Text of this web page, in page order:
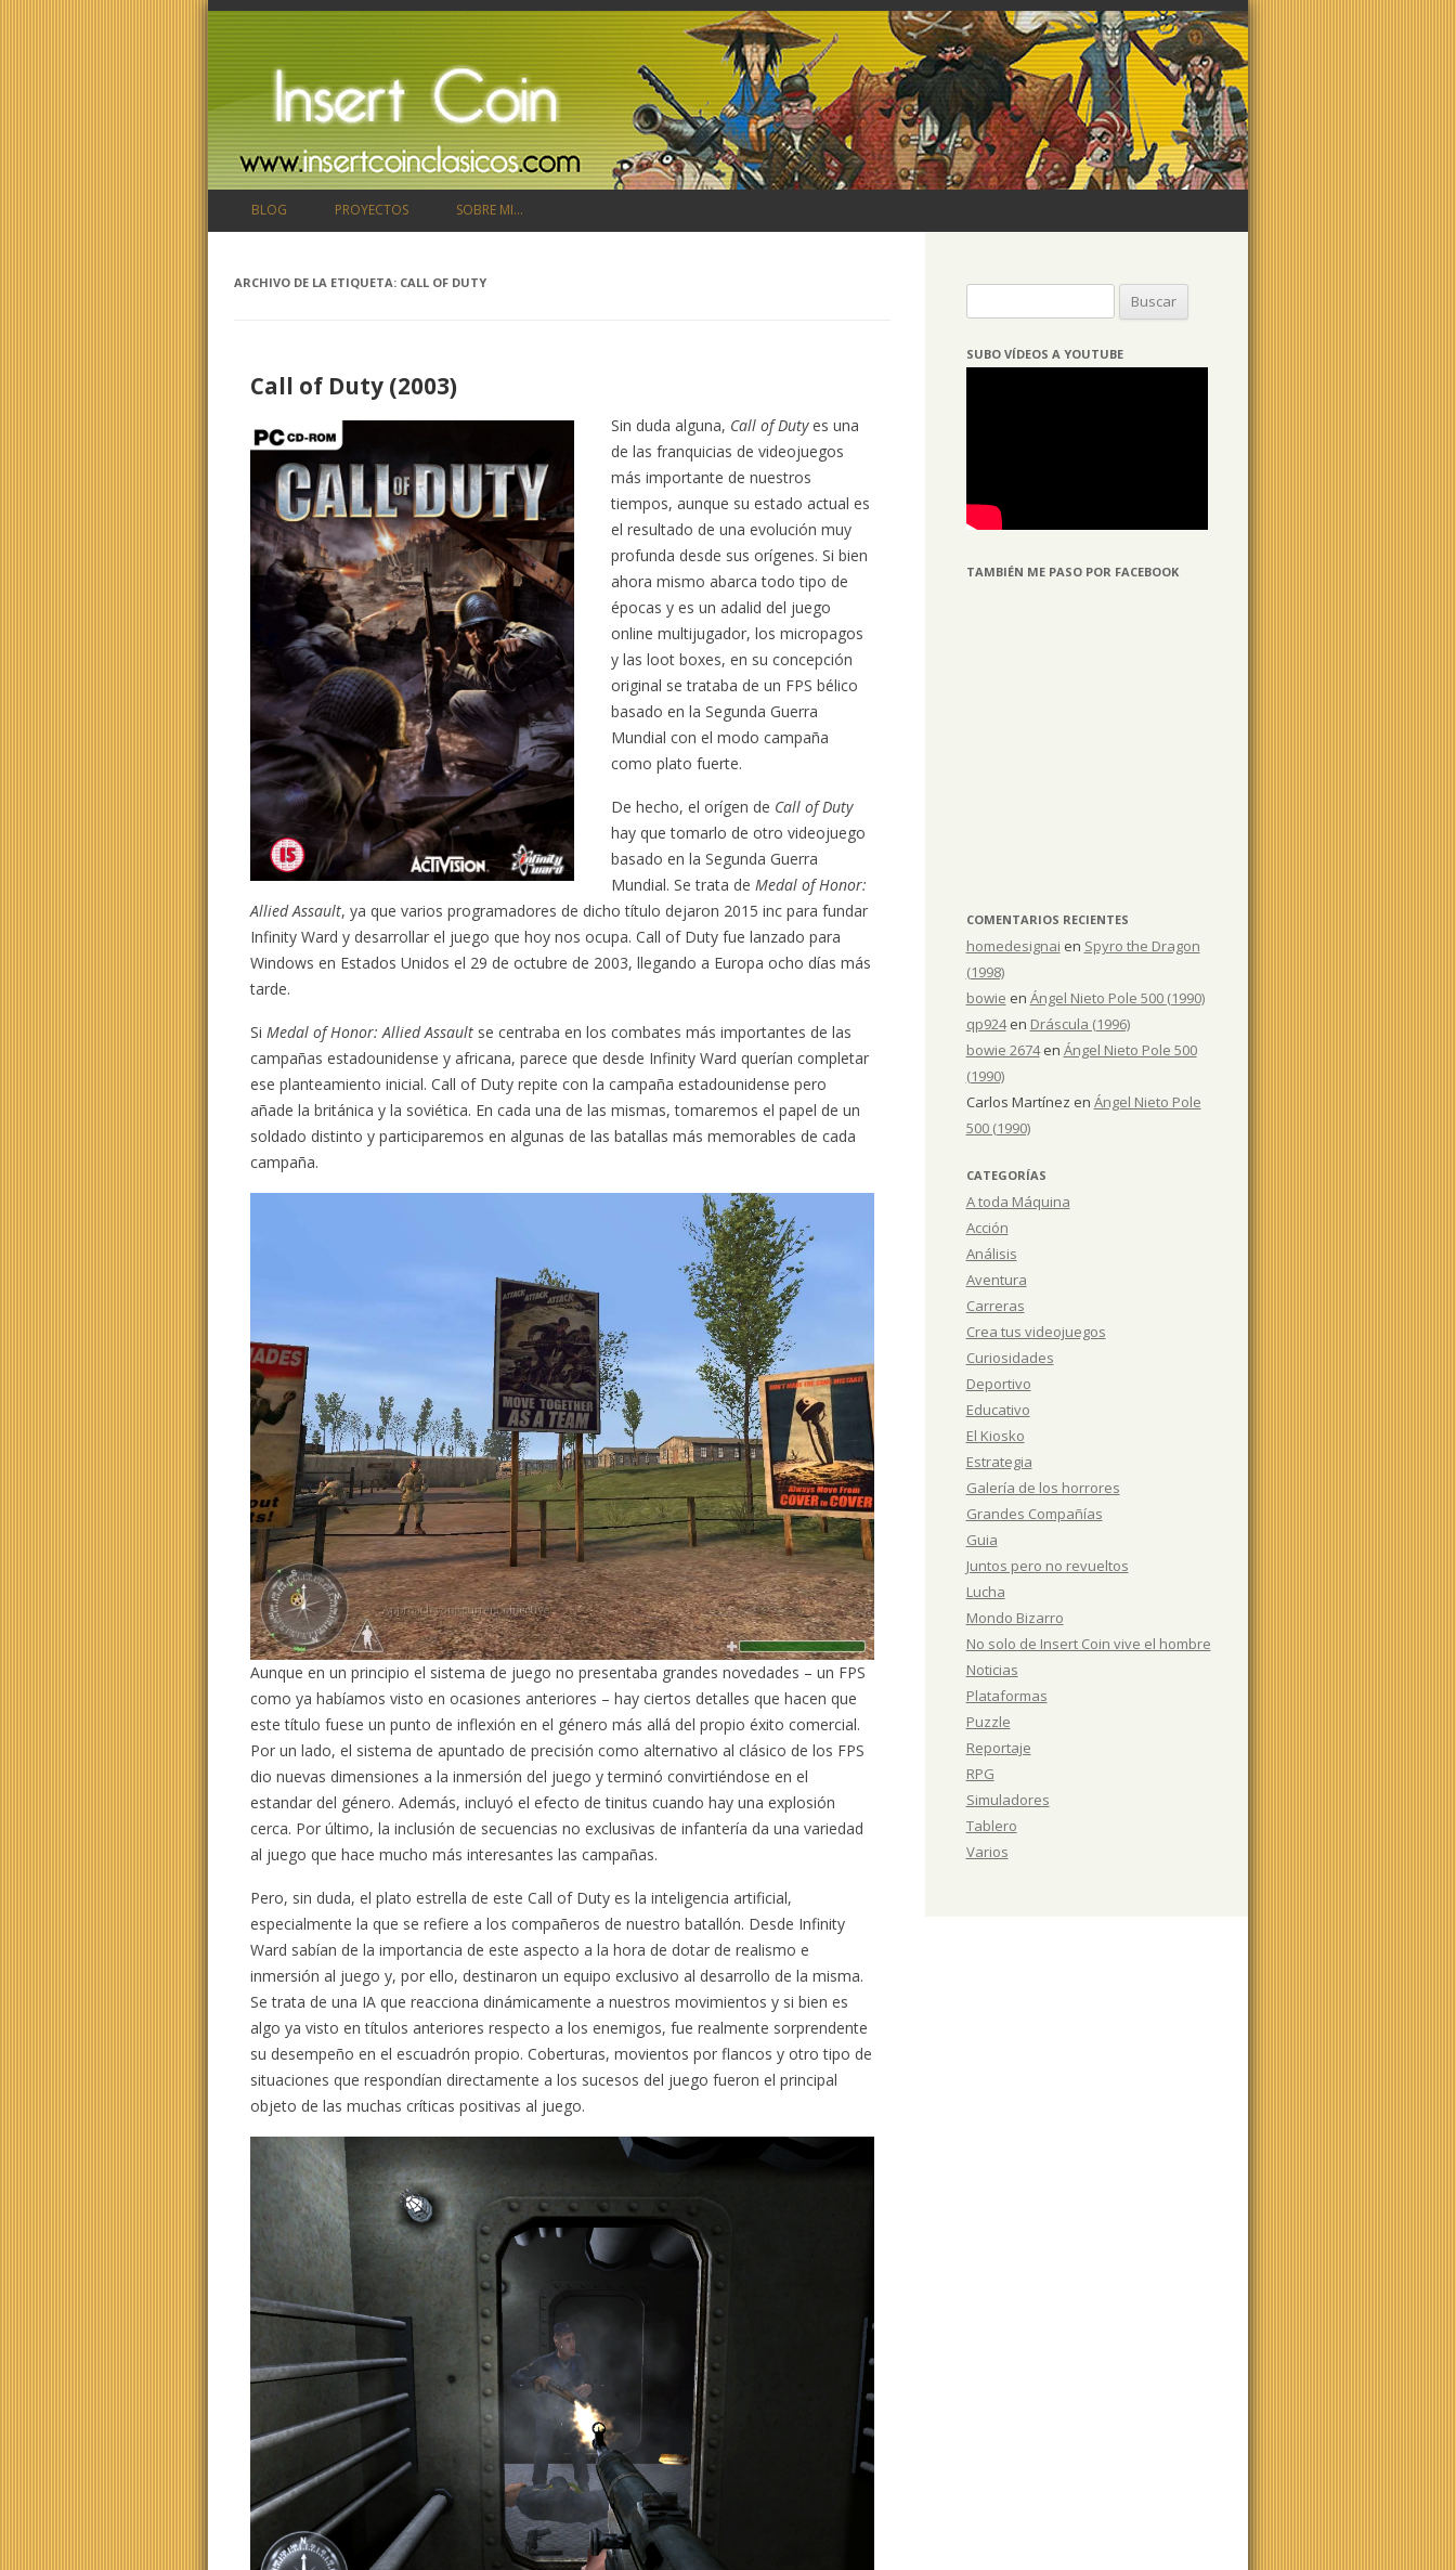
BLOG PROYECTOS SOBRE MI…
ARCHIVO DE LA ETIQUETA: CALL OF DUTY
Call of Duty (2003)
Sin duda alguna, Call of Dutyes una
de las franquicias de videojuegos
más importante de nuestros
tiempos, aunque su estado actual es
el resultado de una evolución muy
profunda desde sus orígenes. Si bien
ahora mismo abarca todo tipo de
épocas y es un adalid del juego
online multijugador, los micropagos
y las loot boxes, en su concepción
original se trataba de un FPS bélico
basado en la Segunda Guerra
Mundial con el modo campaña
como plato fuerte.
De hecho, el orígen de Call of Duty
hay que tomarlo de otro videojuego
basado en la Segunda Guerra
Mundial. Se trata de Medal of Honor:
Allied Assault, ya que varios programadores de dicho título dejaron 2015 inc para fundar
Infinity Ward y desarrollar el juego que hoy nos ocupa. Call of Duty fue lanzado para
Windows en Estados Unidos el 29 de octubre de 2003, llegando a Europa ocho días más
tarde.
Si Medal of Honor: Allied Assault se centraba en los combates más importantes de las
campañas estadounidense y africana, parece que desde Infinity Ward querían completar
ese planteamiento inicial. Call of Duty repite con la campaña estadounidense pero
añade la británica y la soviética. En cada una de las mismas, tomaremos el papel de un
soldado distinto y participaremos en algunas de las batallas más memorables de cada
campaña.
Aunque en un principio el sistema de juego no presentaba grandes novedades – un FPS
como ya habíamos visto en ocasiones anteriores – hay ciertos detalles que hacen que
este título fuese un punto de inflexión en el género más allá del propio éxito comercial.
Por un lado, el sistema de apuntado de precisión como alternativo al clásico de los FPS
dio nuevas dimensiones a la inmersión del juego y terminó convirtiéndose en el
estandar del género. Además, incluyó el efecto de tinitus cuando hay una explosión
cerca. Por último, la inclusión de secuencias no exclusivas de infantería da una variedad
al juego que hace mucho más interesantes las campañas.
Pero, sin duda, el plato estrella de este Call of Duty es la inteligencia artificial,
especialmente la que se refiere a los compañeros de nuestro batallón. Desde Infinity
Ward sabían de la importancia de este aspecto a la hora de dotar de realismo e
inmersión al juego y, por ello, destinaron un equipo exclusivo al desarrollo de la misma.
Se trata de una IA que reacciona dinámicamente a nuestros movimientos y si bien es
algo ya visto en títulos anteriores respecto a los enemigos, fue realmente sorprendente
su desempeño en el escuadrón propio. Coberturas, movientos por flancos y otro tipo de
situaciones que respondían directamente a los sucesos del juego fueron el principal
objeto de las muchas críticas positivas al juego.
SUBO VÍDEOS A YOUTUBE
TAMBIÉN ME PASO POR FACEBOOK
COMENTARIOS RECIENTES
homedesignai en Spyro the Dragon
(1998)
bowie en Ángel Nieto Pole 500 (1990)
qp924en Dráscula (1996)
bowie 2674en Ángel Nieto Pole 500
(1990)
Carlos Martínez en Ángel Nieto Pole
500 (1990)
CATEGORÍAS
A toda Máquina
Acción
Análisis
Aventura
Carreras
Crea tus videojuegos
Curiosidades
Deportivo
Educativo
El Kiosko
Estrategia
Galería de los horrores
Grandes Compañías
Guia
Juntos pero no revueltos
Lucha
Mondo Bizarro
No solo de Insert Coin vive el hombre
Noticias
Plataformas
Puzzle
Reportaje
RPG
Simuladores
Tablero
Varios